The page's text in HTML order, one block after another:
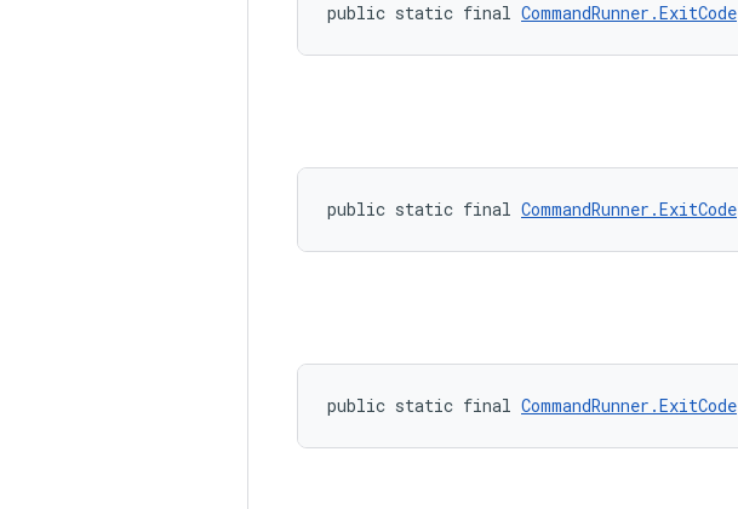
public static final CommandRunner.ExitCode
public static final CommandRunner.ExitCode
public static final CommandRunner.ExitCode